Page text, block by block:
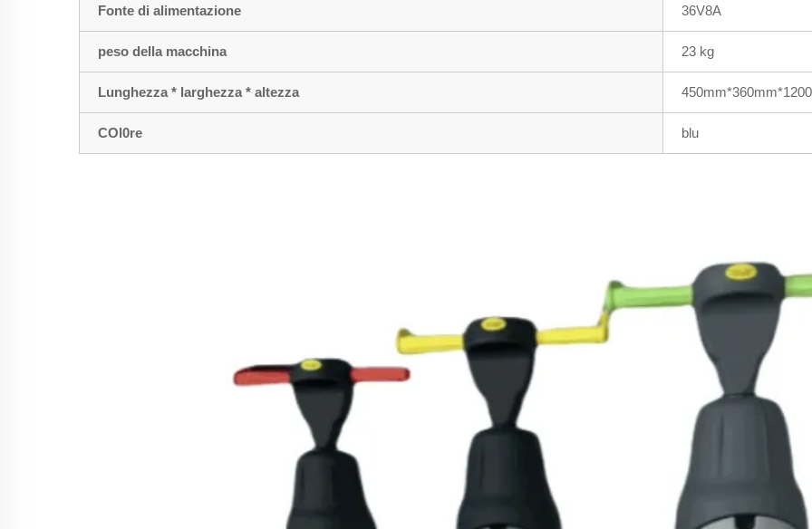
Fonte di alimentazione 36V8A
peso della macchina 23 kg
Lunghezza * larghezza * altezza
COl0re blu